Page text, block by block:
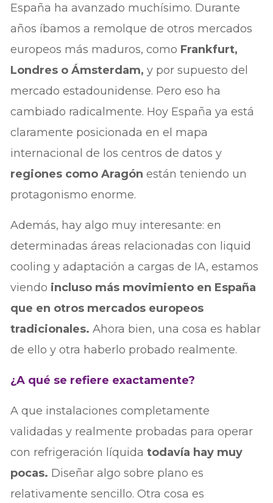
España ha avanzado muchísimo. Durante
años íbamos a remolque de otros mercados
europeos más maduros, como Frankfurt,
Londres o Ámsterdam, y por supuesto del
mercado estadounidense. Pero eso ha
cambiado radicalmente. Hoy España ya está
claramente posicionada en el mapa
internacional de los centros de datos y
regiones como Aragón están teniendo un
protagonismo enorme.
Además, hay algo muy interesante: en
determinadas áreas relacionadas con liquid
cooling y adaptación a cargas de IA, estamos
viendo incluso más movimiento en España
que en otros mercados europeos
tradicionales. Ahora bien, una cosa es hablar
de ello y otra haberlo probado realmente.
¿A qué se refiere exactamente?
A que instalaciones completamente
validadas y realmente probadas para operar
con refrigeración líquidatodavía hay muy
pocas. Diseñar algo sobre plano es
relativamente sencillo. Otra cosa es